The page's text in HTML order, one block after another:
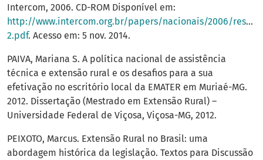
Intercom, 2006. CD-ROM Disponível em:
http://www.intercom.org.br/papers/nacionais/2006/
2.pdf. Acesso em: 5 nov. 2014.
PAIVA, Mariana S. A política nacional de assistência
técnica e extensão rural e os desafios para a sua
efetivação no escritório local da EMATER em Muriaé-MG.
2012. Dissertação (Mestrado em Extensão Rural) –
Universidade Federal de Viçosa, Viçosa-MG, 2012.
PEIXOTO, Marcus. Extensão Rural no Brasil: uma
abordagem histórica da legislação. Textos para Discussão